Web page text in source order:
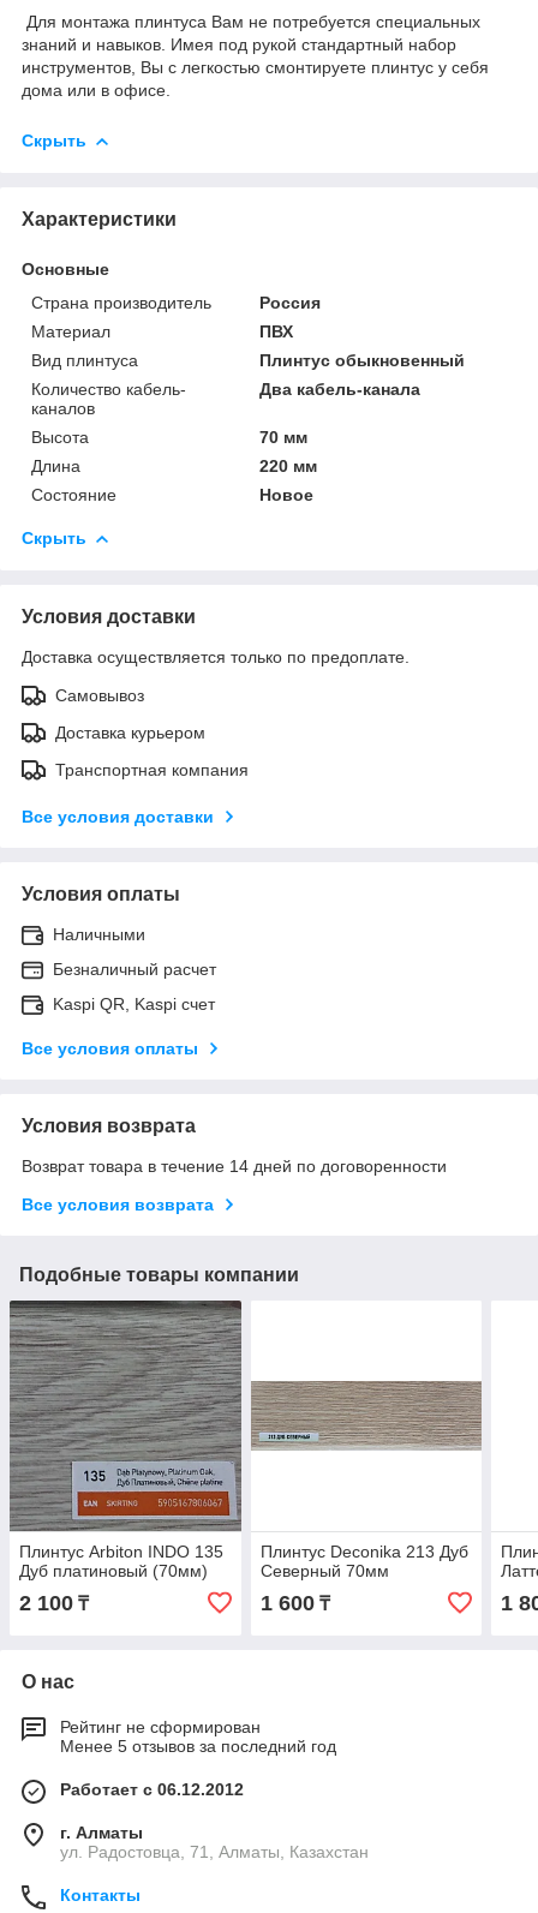
Для монтажа плинтуса Вам не потребуется специальных
знаний и навыков. Имея под рукой стандартный набор
инструментов, Вы с легкостью смонтируете плинтус у себя
дома или в офисе.
Скрыть
Характеристики
Основные
Страна производитель
Россия
Материал
ПВХ
Вид плинтуса
Плинтус обыкновенный
Количество кабель-
каналов
Два кабель-канала
Высота
70 мм
Длина
220 мм
Состояние
Новое
Скрыть
Условия доставки
Доставка осуществляется только по предоплате.
Самовывоз
Доставка курьером
Транспортная компания
Все условия доставки
Условия оплаты
Наличными
Безналичный расчет
Kaspi QR, Kaspi счет
Все условия оплаты
Условия возврата
Возврат товара в течение 14 дней по договоренности
Все условия возврата
Подобные товары компании
Плинтус Arbiton INDO 135
Дуб платиновый (70мм)
2 100 ₸
Плинтус Deconika 213 Дуб
Северный 70мм
1 600₸ 1
О нас
Рейтинг не сформирован
Менее 5 отзывов за последний год
Работает с 06.12.2012
г. Алматы
ул. Радостовца, 71, Алматы, Казахстан
Контакты